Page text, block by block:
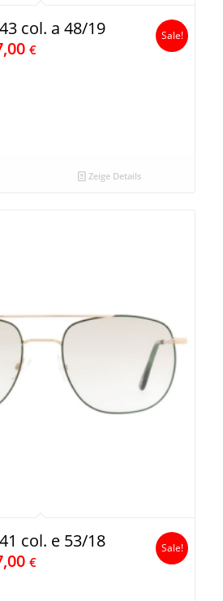
col. a 48/19
€
Sale!
Zeige Details
col. e 53/18
€
Sale!